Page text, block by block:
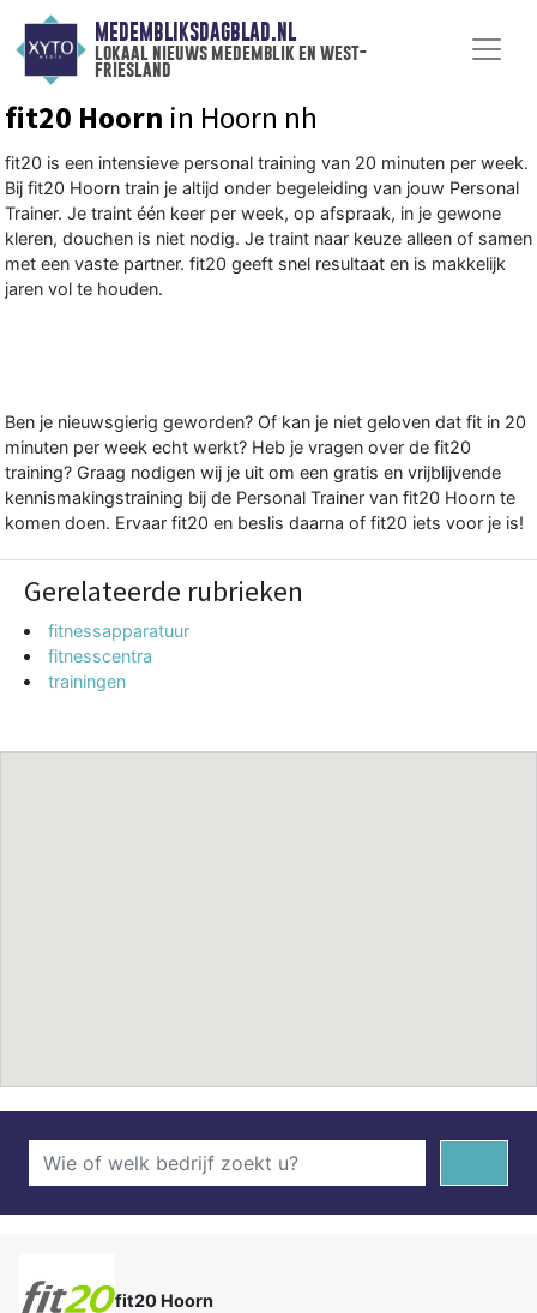
MEDEMBLIKSDAGBLAD.NL
lokaal nieuws medemblik en west-
friesland
fit20 Hoorn in Hoorn nh
fit20 is een intensieve personal training van 20 minuten per week.
Bij fit20 Hoorn train je altijd onder begeleiding van jouw Personal
Trainer. Je traint één keer per week, op afspraak, in je gewone
kleren, douchen is niet nodig. Je traint naar keuze alleen of samen
met een vaste partner. fit20 geeft snel resultaat en is makkelijk
jaren vol te houden.
Ben je nieuwsgierig geworden? Of kan je niet geloven dat fit in 20
minuten per week echt werkt? Heb je vragen over de fit20
training? Graag nodigen wij je uit om een gratis en vrijblijvende
kennismakingstraining bij de Personal Trainer van fit20 Hoorn te
komen doen. Ervaar fit20 en beslis daarna of fit20 iets voor je is!
Gerelateerde rubrieken
fitnessapparatuur
fitnesscentra
trainingen
fit20 Hoorn